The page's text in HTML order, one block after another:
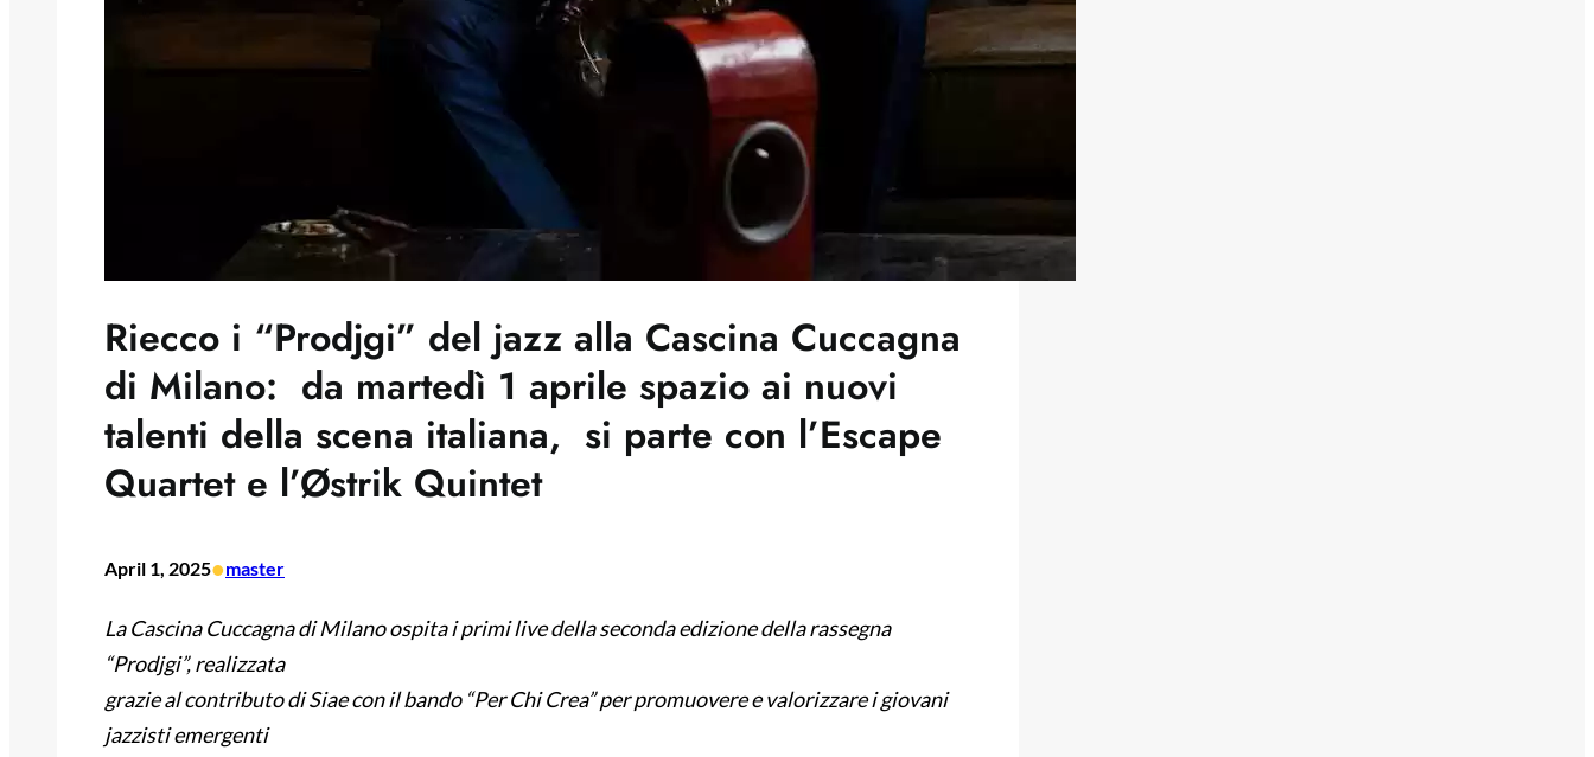
Riecco i “Prodjgi” del jazz alla Cascina Cuccagna
di Milano: da martedì 1 aprile spazio ai nuovi
talenti della scena italiana, si parte con l’Escape
Quartet e l’Østrik Quintet
April 1, 2025•master
La Cascina Cuccagna di Milano ospita i primi live della seconda edizione della rassegna
“Prodjgi”, realizzata
grazieal contributo di Siae con il bando “Per Chi Crea” per promuovere e valorizzare i giovani
jazzisti emergenti